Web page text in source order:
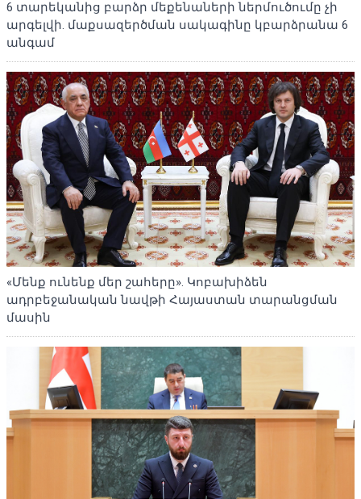
6 տարեկանից բարձր մեքենաների ներմուծումը չի
արգելվի. մաքսազերծման սակագինը կբարձրանա 6
անգամ
«Մենք ունենք մեր շահերը». Կոբախիձեն
ադրբեջանական նավթի Հայաստան տարանցման
մասին